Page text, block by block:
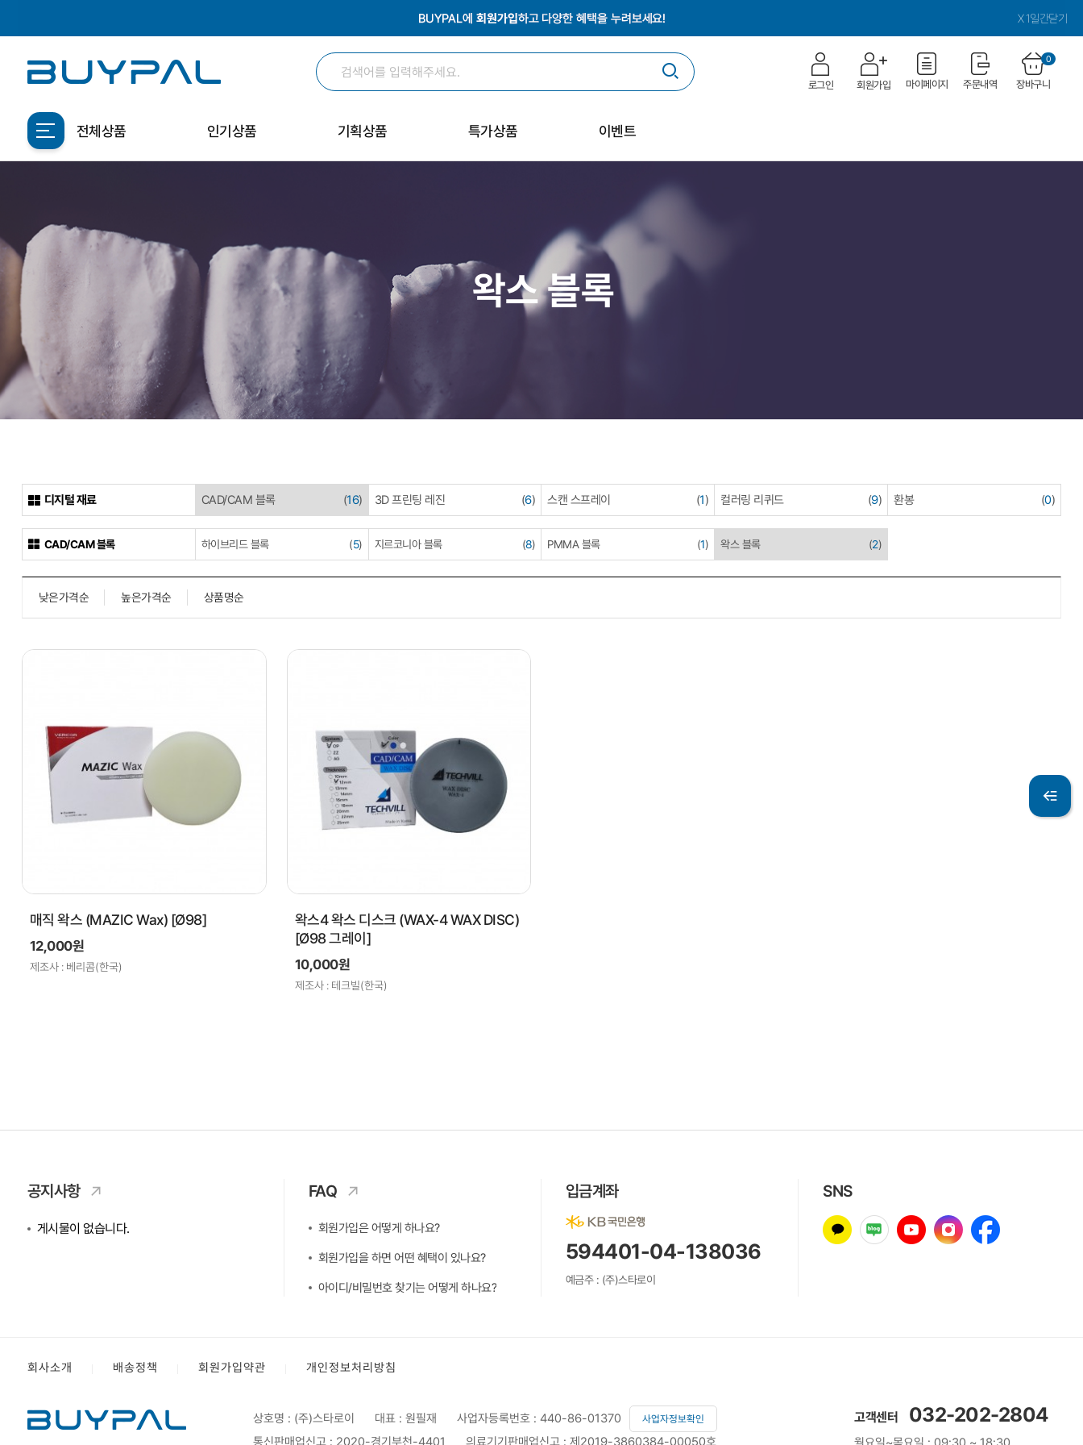
X 1일간닫기
로그인 회원가입 마이페이지 주문내역 장바구니
0
전체상품 인기상품 기획상품 특가상품 이벤트
왁스 블록
디지털 재료 CAD/CAM 블록 (16) 3D 프린팅 레진 (6) 스캔 스프레이 (1) 컬러링 리퀴드 (9) 환봉 (0)
CAD/CAM 블록 하이브리드 블록 (5) 지르코니아 블록 (8) PMMA 블록 (1) 왁스 블록 (2)
낮은가격순 높은가격순 상품명순
매직 왁스 (MAZIC Wax) [Ø98]
12,000원
제조사 : 베리콤(한국)
왁스4 왁스 디스크 (WAX-4 WAX DISC)
[Ø98 그레이]
10,000원
제조사 : 테크빌(한국)
공지사항
게시물이 없습니다.
FAQ
회원가입은 어떻게 하나요?
회원가입을 하면 어떤 혜택이 있나요?
아이디/비밀번호 찾기는 어떻게 하나요?
입금계좌
594401-04-138036
예금주 : (주)스타로이
SNS
회사소개 배송정책 회원가입약관 개인정보처리방침
상호명 : (주)스타로이 대표 : 원필재 사업자등록번호 : 440-86-01370 사업자정보확인
통신판매업신고 : 2020-경기부천-4401 의료기기판매업신고 : 제2019-3860384-00050호
고객센터 032-202-2804